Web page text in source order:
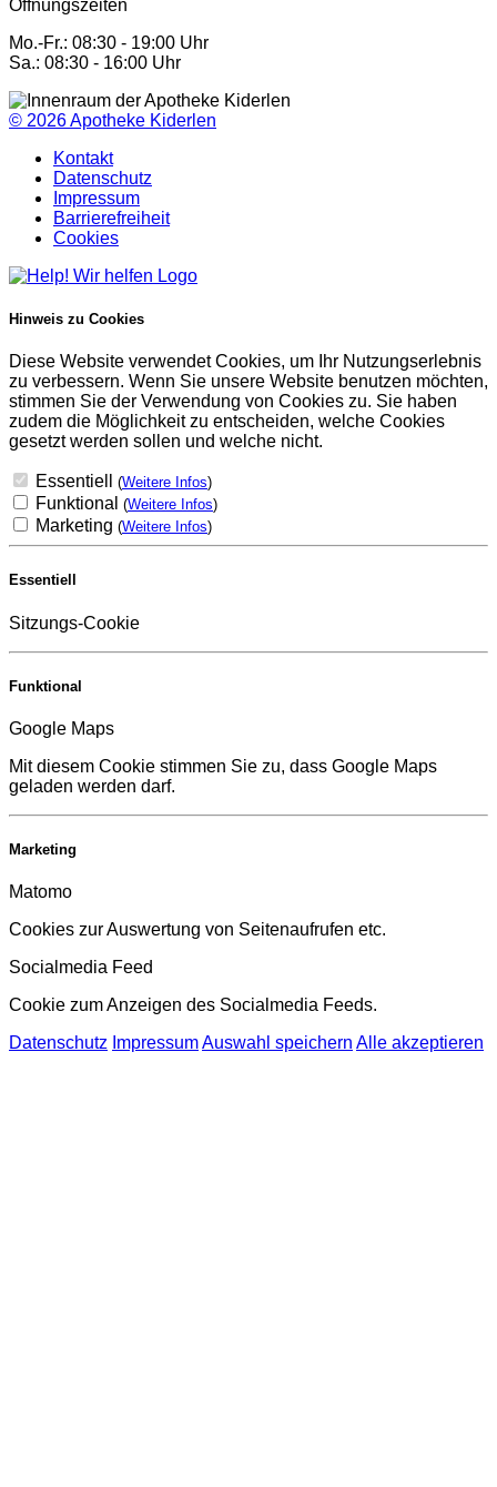
Öffnungszeiten
Mo.-Fr.: 08:30 - 19:00 Uhr
Sa.: 08:30 - 16:00 Uhr
© 2026Apotheke Kiderlen
Kontakt
Datenschutz
Impressum
Barrierefreiheit
Cookies
Hinweis zu Cookies
Diese Website verwendet Cookies, um Ihr Nutzungserlebnis
zu verbessern. Wenn Sie unsere Website benutzen möchten,
stimmen Sie der Verwendung von Cookies zu. Sie haben
zudem die Möglichkeit zu entscheiden, welche Cookies
gesetzt werden sollen und welche nicht.
Essentiell (Weitere Infos)
Funktional (Weitere Infos)
Marketing (Weitere Infos)
Essentiell
Sitzungs-Cookie
Funktional
Google Maps
Mit diesem Cookie stimmen Sie zu, dass Google Maps
geladen werden darf.
Marketing
Matomo
Cookies zur Auswertung von Seitenaufrufen etc.
Socialmedia Feed
Cookie zum Anzeigen des Socialmedia Feeds.
Datenschutz ImpressumAuswahl speichern Alle akzeptieren